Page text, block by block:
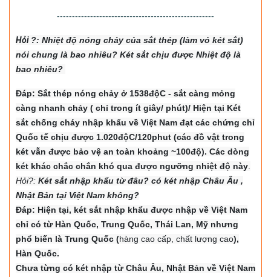
----------------------------------------------------
Hỏi ?: Nhiệt độ nóng chảy của sắt thép (làm vỏ két sắt)
nói chung là bao nhiêu? Két sắt chịu được Nhiệt độ là
bao nhiêu?
Đáp: Sắt thép nóng chảy ở 1538độC - sắt càng mỏng
càng nhanh chảy ( chỉ trong ít giây/ phút)/ Hiện tại Két
sắt chống cháy nhập khẩu về Việt Nam đạt các chứng chỉ
Quốc tế chịu được 1.020độC/120phut (các đồ vật trong
két vẫn được bảo vệ an toàn khoảng ~100độ). Các dòng
két khác chắc chắn khó qua được ngưỡng nhiệt độ này
Hỏi?: Két sắt nhập khẩu từ đâu? có két nhập Châu Âu ,
Nhật Bản tại Việt Nam không?
Đáp: Hiện tại, két sắt nhập khẩu được nhập về Việt Nam
chỉ có từ Hàn Quốc, Trung Quốc, Thái Lan, Mỹ nhưng
phổ biến là Trung Quốc (hàng cao cấp, chất lượng cao),
Hàn Quốc.
Chưa từng có két nhập từ Châu Âu, Nhật Bản về Việt Nam